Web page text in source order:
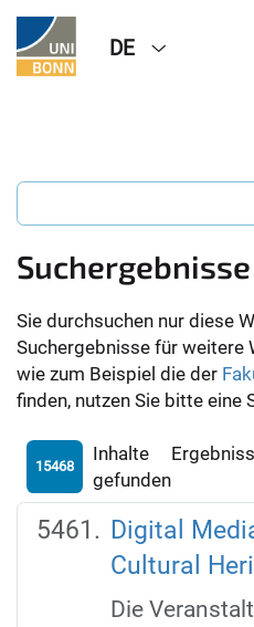
DE
Suchergebnisse
Sie durchsuchen nur diese
Suchergebnisse für weitere
wie zum Beispiel die der
finden, nutzen Sie bitte eine
15468
Inhalte
gefunden
Digital
Cultural
Die